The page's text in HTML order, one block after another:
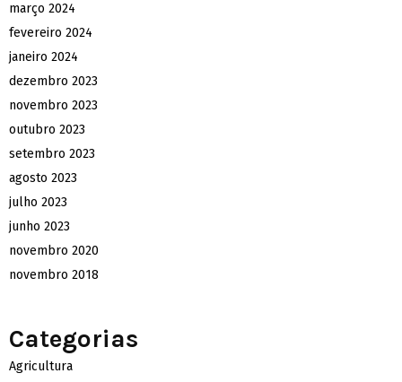
março 2024
fevereiro 2024
janeiro 2024
dezembro 2023
novembro 2023
outubro 2023
setembro 2023
agosto 2023
julho 2023
junho 2023
novembro 2020
novembro 2018
Categorias
Agricultura